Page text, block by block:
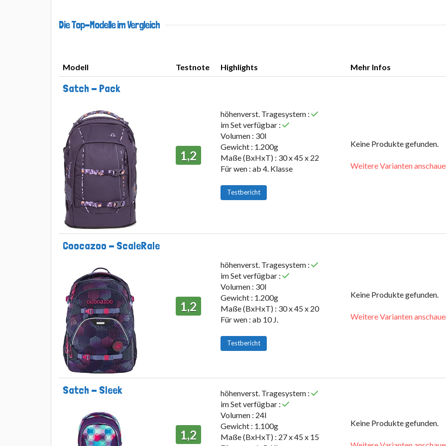
Die Top-Modelle im Vergleich
Modell Testnote Highlights
Mehr Infos
Satch - Pack
1,2
höhenverst. Tragesystem :
im Set verfügbar :
Volumen : 30l
Gewicht : 1.200g
Maße (BxHxT) : 30 x 45 x 22
Für wen : ab 4. Klasse
Testbericht
Keine Produkte gefunden.
Weitere Varianten
Coocazoo - ScaleRale
1,2
höhenverst. Tragesystem :
im Set verfügbar :
Volumen : 30l
Gewicht : 1.200g
Maße (BxHxT) : 30 x 45 x 20
Für wen : ab 10 J.
Testbericht
Keine Produkte gefunden.
Weitere Varianten
Satch - Sleek
1,2
höhenverst. Tragesystem :
im Set verfügbar :
Volumen : 24l
Gewicht : 1.100g
Maße (BxHxT) : 27 x 45 x 15
Keine Produkte gefunden.